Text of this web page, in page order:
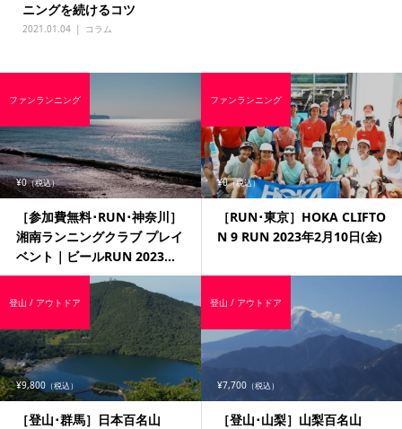
ニングを続けるコツ
2021.01.04 コラム
¥0（税込）
［参加費無料･RUN･神奈川］
湘南ランニングクラブ プレイ
ベント｜ビールRUN 2023...
ファンランニング
¥0（税込）
［RUN･東京］HOKA CLIFTO
N 9 RUN 2023年2月10日(金)
ファンランニング
¥9,800 （税込）
［登山･群馬］日本百名山
登山 / アウトドア
¥7,700 （税込）
［登山･山梨］山梨百名山
登山 / アウトドア